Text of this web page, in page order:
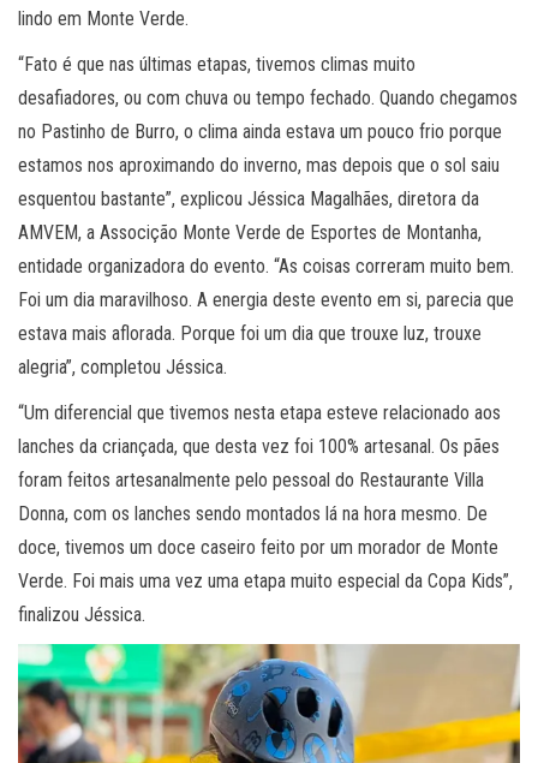
lindo em Monte Verde.
“Fato é que nas últimas etapas, tivemos climas muito
desafiadores, ou com chuva ou tempo fechado. Quando chegamos
no Pastinho de Burro, o clima ainda estava um pouco frio porque
estamos nos aproximando do inverno, mas depois que o sol saiu
esquentou bastante”, explicou Jéssica Magalhães, diretora da
AMVEM, a Associção Monte Verde de Esportes de Montanha,
entidade organizadora do evento. “As coisas correram muito bem.
Foi um dia maravilhoso. A energia deste evento em si, parecia que
estava mais aflorada. Porque foi um dia que trouxe luz, trouxe
alegria”, completou Jéssica.
“Um diferencial que tivemos nesta etapa esteve relacionado aos
lanches da criançada, que desta vez foi 100% artesanal. Os pães
foram feitos artesanalmente pelo pessoal do Restaurante Villa
Donna, com os lanches sendo montados lá na hora mesmo. De
doce, tivemos um doce caseiro feito por um morador de Monte
Verde. Foi mais uma vez uma etapa muito especial da Copa Kids”,
finalizou Jéssica.